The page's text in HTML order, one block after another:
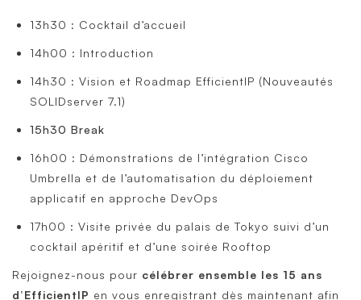
13h30 : Cocktail d’accueil
14h00 : Introduction
14h30 : Vision et Roadmap EfficientIP (Nouveautés
SOLIDserver 7.1)
15h30 Break
16h00 : Démonstrations de l’intégration Cisco
Umbrella et de l’automatisation du déploiement
applicatif en approche DevOps
17h00 : Visite privée du palais de Tokyo suivi d’un
cocktail apéritif et d’une soirée Rooftop
Rejoignez-nous pour célébrer ensemble les 15 ans
d’EfficientIP en vous enregistrant dès maintenant afin